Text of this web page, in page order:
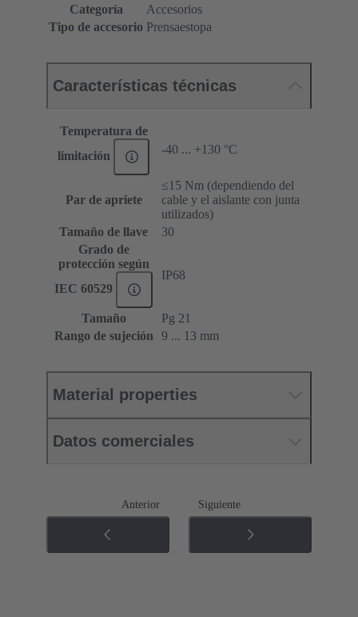
Categoría
Accesorios
Tipo de accesorio Prensaestopa
Características técnicas
Temperatura de
limitación
-40 ... +130 °C
Par de apriete
≤15 Nm (dependiendo del
cable y el aislante con junta
utilizados)
Tamaño de llave
30
Grado de
protección según
IEC 60529
IP68
Tamaño
Pg 21
Rango de sujeción
9 ... 13 mm
Material properties
Datos comerciales
Anterior Siguiente